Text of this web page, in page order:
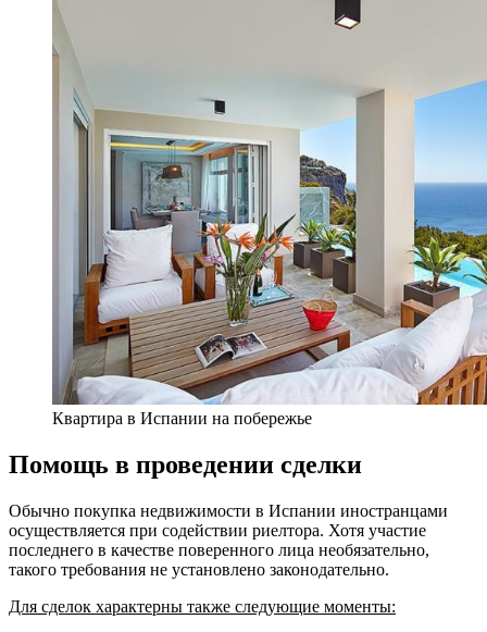
Квартира в Испании на побережье
Помощь в проведении сделки
Обычно покупка недвижимости в Испании иностранцами
осуществляется при содействии риелтора. Хотя участие
последнего в качестве поверенного лица необязательно,
такого требования не установлено законодательно.
Для сделок характерны также следующие моменты: